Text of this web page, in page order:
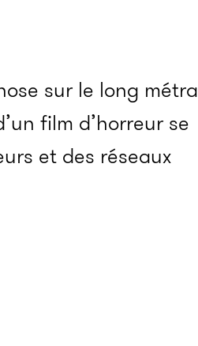
sur le long
film d’horreur se
et des réseaux